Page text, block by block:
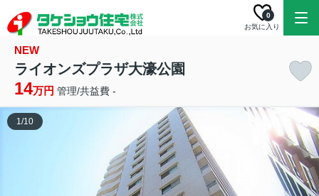
お気に入り
0
NEW
ライオンズプラザ大濠公園
14万円 管理/共益費 -
1/10